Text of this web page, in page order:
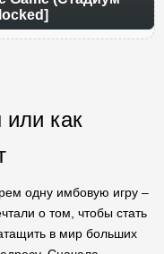
как
одну имбовую игру –
о том, чтобы стать
в мир больших